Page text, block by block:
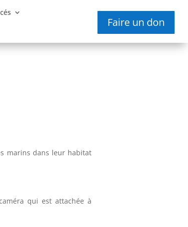
Faire un don
marins dans leur habitat
qui est attachée à